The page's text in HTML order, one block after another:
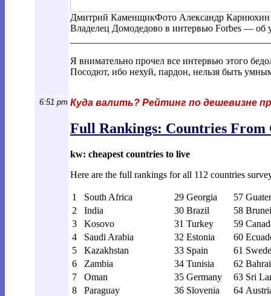
Дмитрий КаменщикФото Александр Карнюхин
Владелец Домодедово в интервью Forbes — об
Я внимательно прочел все интервью этого
Посодют, ибо нехуй, пардон, нельзя быть
6:51 pm Куда валить? Рейтинг по дешевизне
Full Rankings: Countries From
kw: cheapest countries to live
Here are the full rankings for all 112 countries
1 South Africa 29 Georgia 57
2
India 30 Brazil 58 Brunei
3
Kosovo 31 Turkey 59
4
Saudi Arabia 32 Estonia 60
5
Kazakhstan 33 Spain 61
6
Zambia 34 Tunisia 62
7
Oman 35 Germany 63 Sri
8
Paraguay 36 Slovenia 64